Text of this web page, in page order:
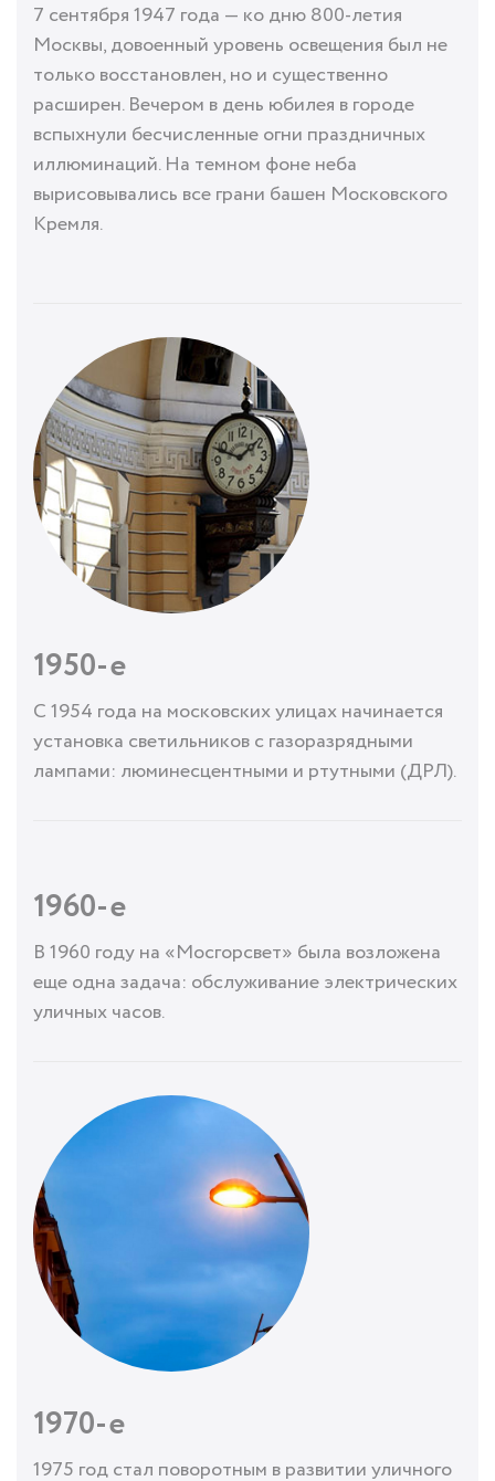
7 сентября 1947 года — ко дню 800-летия
Москвы, довоенный уровень освещения был не
только восстановлен, но и существенно
расширен. Вечером в день юбилея в городе
вспыхнули бесчисленные огни праздничных
иллюминаций. На темном фоне неба
вырисовывались все грани башен Московского
Кремля.
1950-е
С 1954 года на московских улицах начинается
установка светильников с газоразрядными
лампами: люминесцентными и ртутными (ДРЛ).
1960-е
В 1960 году на «Мосгорсвет» была возложена
еще одна задача: обслуживание электрических
уличных часов.
1970-е
1975 год стал поворотным в развитии уличного